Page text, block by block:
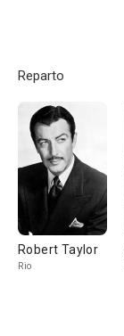
Reparto
Robert Taylor
Rio